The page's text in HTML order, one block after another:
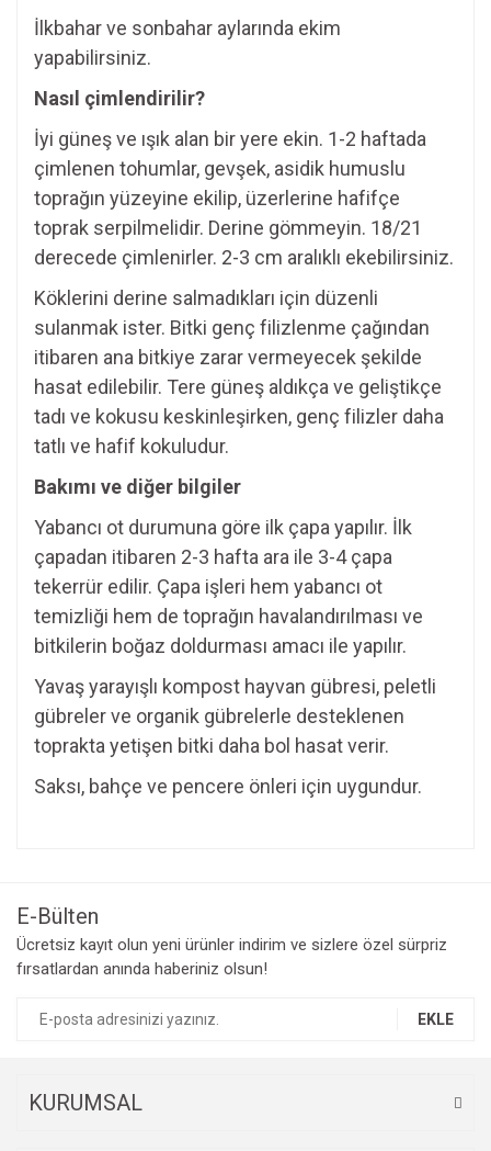
İlkbahar ve sonbahar aylarında ekim
yapabilirsiniz.
Nasıl çimlendirilir?
İyi güneş ve ışık alan bir yere ekin. 1-2 haftada
çimlenen tohumlar, gevşek, asidik humuslu
toprağın yüzeyine ekilip, üzerlerine hafifçe
toprak serpilmelidir. Derine gömmeyin. 18/21
derecede çimlenirler. 2-3 cm aralıklı ekebilirsiniz.
Köklerini derine salmadıkları için düzenli
sulanmak ister. Bitki genç filizlenme çağından
itibaren ana bitkiye zarar vermeyecek şekilde
hasat edilebilir. Tere güneş aldıkça ve geliştikçe
tadı ve kokusu keskinleşirken, genç filizler daha
tatlı ve hafif kokuludur.
Bakımı ve diğer bilgiler
Yabancı ot durumuna göre ilk çapa yapılır. İlk
çapadan itibaren 2-3 hafta ara ile 3-4 çapa
tekerrür edilir. Çapa işleri hem yabancı ot
temizliği hem de toprağın havalandırılması ve
bitkilerin boğaz doldurması amacı ile yapılır.
Yavaş yarayışlı kompost hayvan gübresi, peletli
gübreler ve organik gübrelerle desteklenen
toprakta yetişen bitki daha bol hasat verir.
Saksı, bahçe ve pencere önleri için uygundur.
Ürün resmi kalitesiz, bozuk veya görüntülenemiyor.
Ürün açıklamasında eksik bilgiler bulunuyor.
E-Bülten
Ücretsiz kayıt olun yeni ürünler indirim ve sizlere özel sürpriz
fırsatlardan anında haberiniz olsun!
EKLE
KURUMSAL